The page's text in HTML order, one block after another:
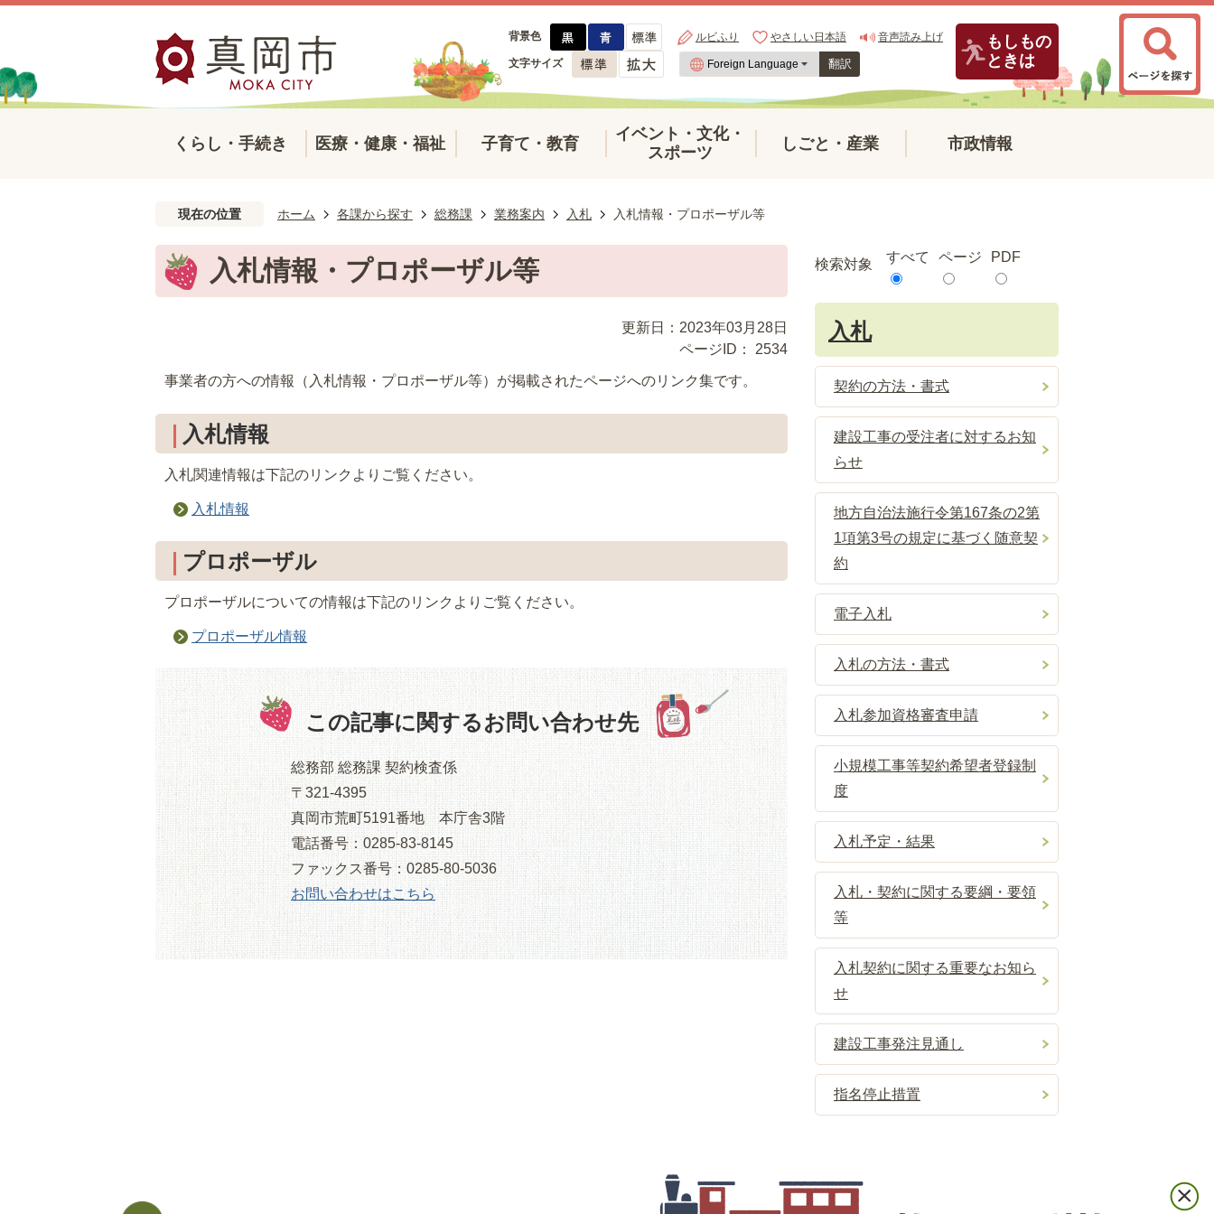
背景色 ルビふり やさしい日本語 音声読み上げ
文字サイズ 翻訳
もしもの
ときは
くらし・手続き 医療・健康・福祉 子育て・教育
イベント・文化・
スポーツ
しごと・産業 市政情報
現在の位置 ホーム 各課から探す 総務課 業務案内 入札 入札情報・プロポーザル等
入札情報・プロポーザル等
更新日：2023年03月28日
ページID：
2534
事業者の方への情報（入札情報・プロポーザル等）が掲載されたページへのリンク集です。
入札情報
入札関連情報は下記のリンクよりご覧ください。
入札情報
プロポーザル
プロポーザルについての情報は下記のリンクよりご覧ください。
プロポーザル情報
この記事に関するお問い合わせ先
総務部 総務課 契約検査係
〒321-4395
真岡市荒町5191番地 本庁舎3階
電話番号：0285-83-8145
ファックス番号：0285-80-5036
お問い合わせはこちら
検索対象 すべて ページ PDF
入札
契約の方法・書式
建設工事の受注者に対するお知
らせ
地方自治法施行令第167条の2第
1項第3号の規定に基づく随意契
約
電子入札
入札の方法・書式
入札参加資格審査申請
小規模工事等契約希望者登録制
度
入札予定・結果
入札・契約に関する要綱・要領
等
入札契約に関する重要なお知ら
せ
建設工事発注見通し
指名停止措置